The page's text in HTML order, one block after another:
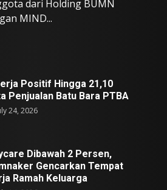
dari Holding BUMN
MIND...
Positif Hingga 21,10
Penjualan Batu Bara PTBA
24, 2026
Dibawah 2 Persen,
Gencarkan Tempat
Ramah Keluarga